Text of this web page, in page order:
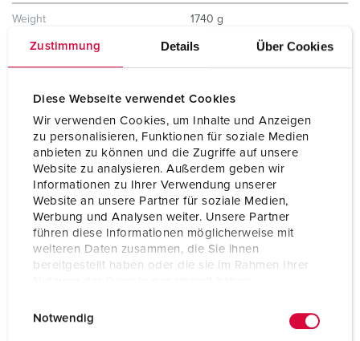
Zustimmung Details Über Cookies
Diese Webseite verwendet Cookies
Wir verwenden Cookies, um Inhalte und Anzeigen
zu personalisieren, Funktionen für soziale Medien
anbieten zu können und die Zugriffe auf unsere
Website zu analysieren. Außerdem geben wir
Informationen zu Ihrer Verwendung unserer
Website an unsere Partner für soziale Medien,
Werbung und Analysen weiter. Unsere Partner
führen diese Informationen möglicherweise mit
weiteren Daten zusammen, die Sie ihnen
bereitgestellt haben oder die sie im Rahmen Ihrer
Notwendig
Weight 1740 g
Storage receptacle combination D